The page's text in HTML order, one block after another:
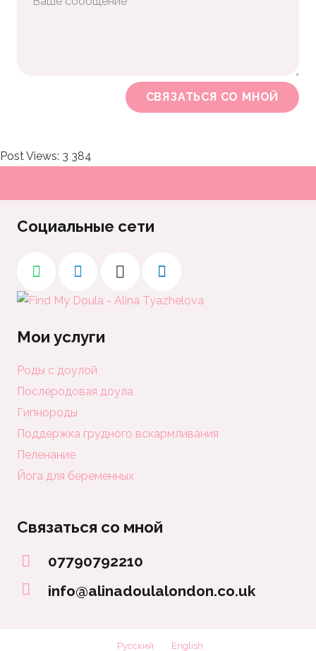
СВЯЗАТЬСЯ СО МНОЙ
Post Views: 3 384
Социальные сети
Мои услуги
Роды с доулой
Послеродовая доула
Гипнороды
Поддержка грудного вскармливания
Пеленание
Йога для беременных
Связаться со мной
07790792210
info@alinadoulalondon.co.uk
Русский English